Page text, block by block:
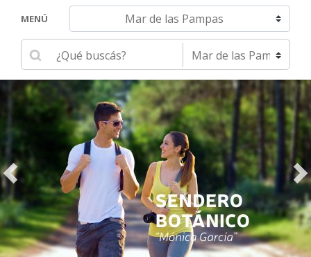
MENÚ Navegar hacia otra localidad
Ingrese su búsqueda Seleccione una localidad